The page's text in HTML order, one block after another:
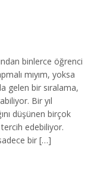
binlerce öğrenci
mıyım, yoksa
gelen bir sıralama,
Bir yıl
düşünen birçok
edebiliyor.
bir […]